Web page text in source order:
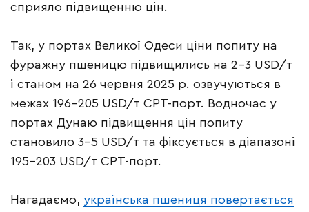
сприяло підвищенню цін.
Так, у портах Великої Одеси ціни попиту на
фуражну пшеницю підвищились на 2-3 USD/т
і станом на 26 червня 2025 р. озвучуються в
межах 196-205 USD/т CPT-порт. Водночас у
портах Дунаю підвищення цін попиту
становило 3-5 USD/т та фіксується в діапазоні
195-203 USD/т CPT-порт.
Нагадаємо, українська пшениця повертається